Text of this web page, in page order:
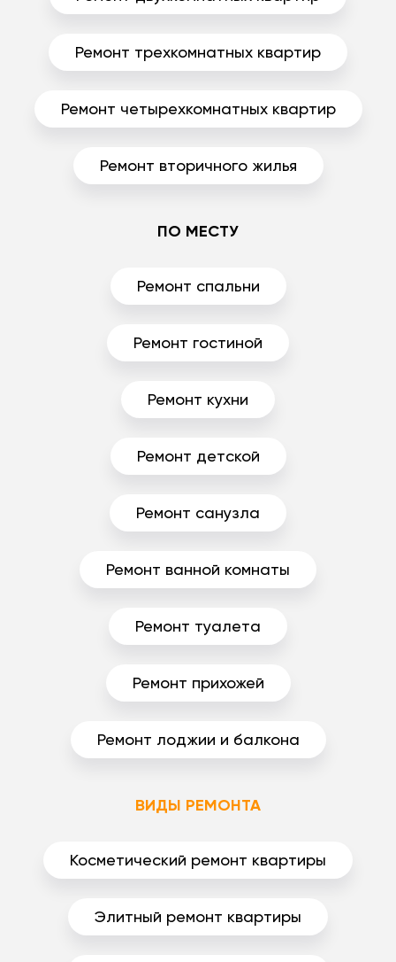
Ремонт трехкомнатных квартир
Ремонт четырехкомнатных квартир
Ремонт вторичного жилья
ПО МЕСТУ
Ремонт спальни
Ремонт гостиной
Ремонт кухни
Ремонт детской
Ремонт санузла
Ремонт ванной комнаты
Ремонт туалета
Ремонт прихожей
Ремонт лоджии и балкона
ВИДЫ РЕМОНТА
Косметический ремонт квартиры
Элитный ремонт квартиры